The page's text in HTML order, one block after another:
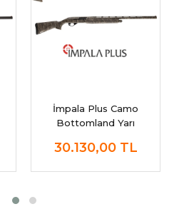
İmpala Plus Camo
Bottomland Yarı
30.130,00 TL